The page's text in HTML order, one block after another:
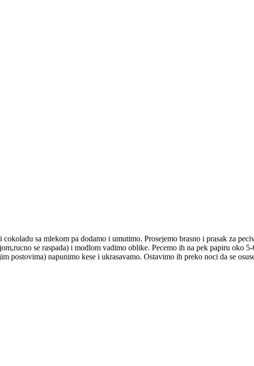
sa mlekom pa dodamo i umutimo. Prosejemo brasno i prasak za
se raspada) i modlom vadimo oblike. Pecemo ih na pek papiru oko
postovima) napunimo kese i ukrasavamo. Ostavimo ih preko noci da se